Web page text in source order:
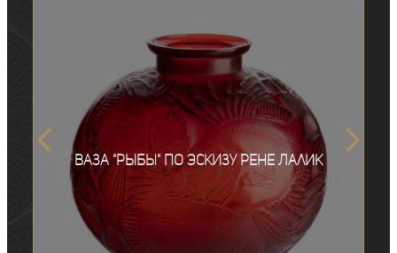
Ваза "Рыбы" по эскизу Рене Лалик